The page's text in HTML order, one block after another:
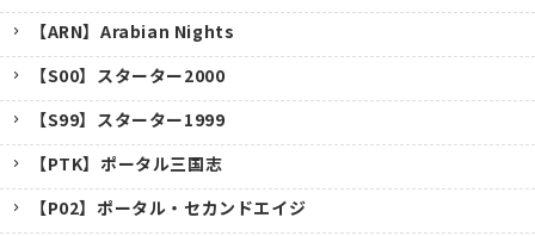
【ARN】Arabian Nights
【S00】スターター2000
【S99】スターター1999
【PTK】ポータル三国志
【P02】ポータル・セカンドエイジ